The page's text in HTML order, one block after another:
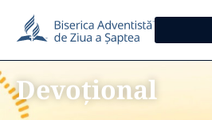
Devoțional